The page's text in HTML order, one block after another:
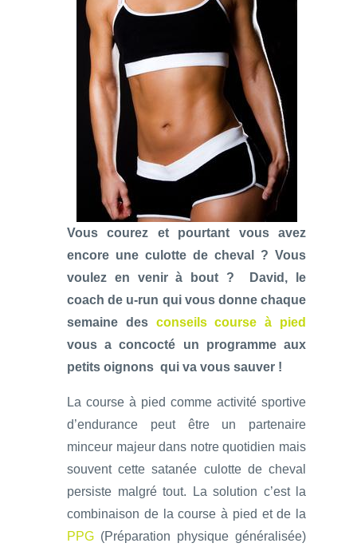
Vous courez et pourtant vous avez
encore une culotte de cheval ? Vous
voulez en venir à bout ? David, le
coach de u-run qui vous donne chaque
semaine des conseils course à pied
vous a concocté un programme aux
petits oignons qui va vous sauver !
La course à pied comme activité sportive
d’endurance peut être un partenaire
minceur majeur dans notre quotidien mais
souvent cette satanée culotte de cheval
persiste malgré tout. La solution c’est la
combinaison de la course à pied et de la
PPG (Préparation physique généralisée)